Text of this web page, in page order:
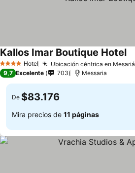
4 EstrellasHotel Ubicación céntrica en Mesariá
Kallos Imar Boutique Hotel
9,7 Excelente 703 Messaria
De $83.176
Mira precios de 11 páginas